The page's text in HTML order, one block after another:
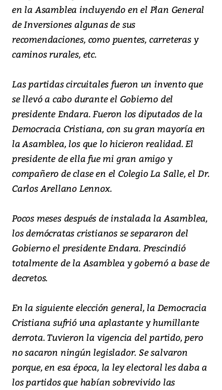
en la Asamblea incluyendo en el Plan General
de Inversiones algunas de sus
recomendaciones, como puentes, carreteras y
caminos rurales, etc.
Las partidas circuitales fueron un invento que
se llevó a cabo durante el Gobierno del
presidente Endara. Fueron los diputados de la
Democracia Cristiana, con su gran mayoría en
la Asamblea, los que lo hicieron realidad. El
presidente de ella fue mi gran amigo y
compañero de clase en el Colegio La Salle, el Dr.
Carlos Arellano Lennox.
Pocos meses después de instalada la Asamblea,
los demócratas cristianos se separaron del
Gobierno el presidente Endara. Prescindió
totalmente de la Asamblea y gobernó a base de
decretos.
En la siguiente elección general, la Democracia
Cristiana sufrió una aplastante y humillante
derrota. Tuvieron la vigencia del partido, pero
no sacaron ningún legislador. Se salvaron
porque, en esa época, la ley electoral les daba a
los partidos que habían sobrevivido las